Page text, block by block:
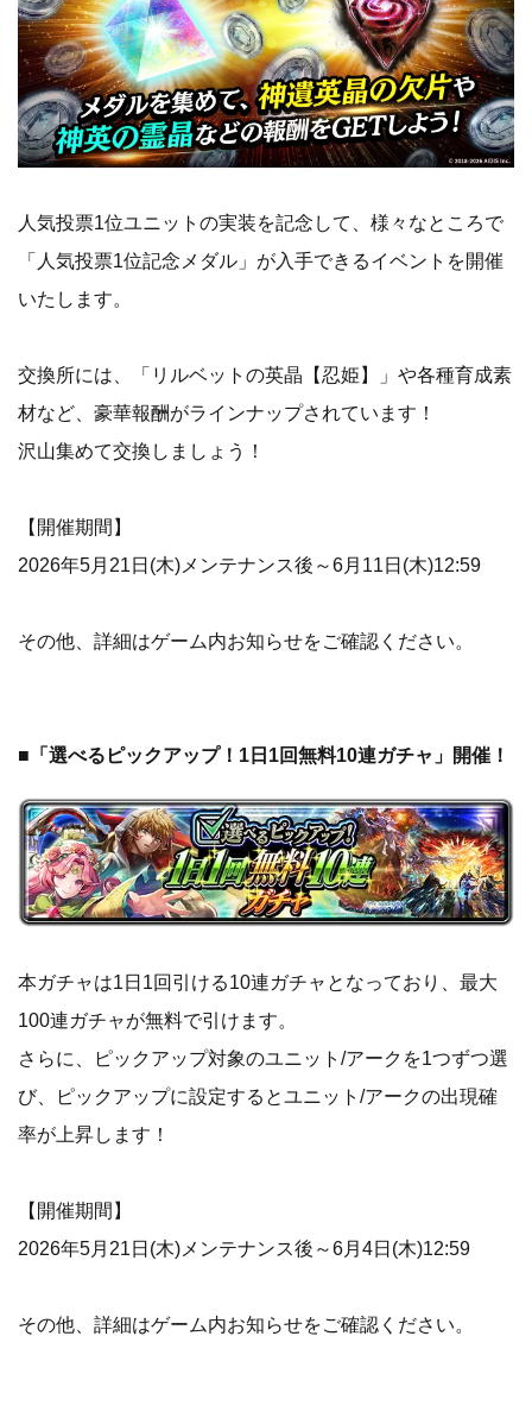
人気投票1位ユニットの実装を記念して、様々なところで
「人気投票1位記念メダル」が入手できるイベントを開催
いたします。
交換所には、「リルベットの英晶【忍姫】」や各種育成素
材など、豪華報酬がラインナップされています！
沢山集めて交換しましょう！
【開催期間】
2026年5月21日(木)メンテナンス後～6月11日(木)12:59
その他、詳細はゲーム内お知らせをご確認ください。
■「選べるピックアップ！1日1回無料10連ガチャ」開催！
本ガチャは1日1回引ける10連ガチャとなっており、最大
100連ガチャが無料で引けます。
さらに、ピックアップ対象のユニット/アークを1つずつ選
び、ピックアップに設定するとユニット/アークの出現確
率が上昇します！
【開催期間】
2026年5月21日(木)メンテナンス後～6月4日(木)12:59
その他、詳細はゲーム内お知らせをご確認ください。